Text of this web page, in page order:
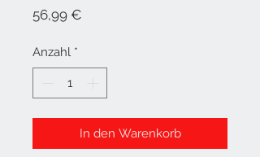
56,99 €
Anzahl *
In den Warenkorb